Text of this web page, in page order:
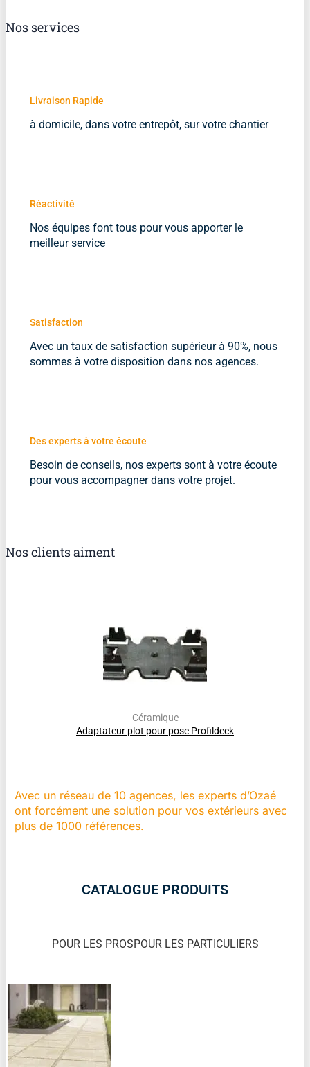
Nos services
Livraison Rapide
à domicile, dans votre entrepôt, sur votre chantier
Réactivité
Nos équipes font tous pour vous apporter le
meilleur service
Satisfaction
Avec un taux de satisfaction supérieur à 90%, nous
sommes à votre disposition dans nos agences.
Des experts à votre écoute
Besoin de conseils, nos experts sont à votre écoute
pour vous accompagner dans votre projet.
Nos clients aiment
Céramique
Adaptateur plot pour pose Profildeck
Avec un réseau de 10 agences, les experts d’Ozaé
ont forcément une solution pour vos extérieurs avec
plus de 1000 références.
CATALOGUE PRODUITS
POUR LES PROSPOUR LES PARTICULIERS